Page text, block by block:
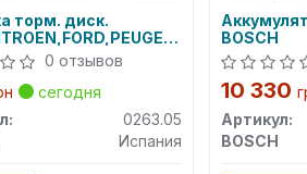
торм. диск.
во REMSA)
0 отзывов
сегодня
0263.05
Испания
BOSCH
10 330
Артикул:
BOSCH